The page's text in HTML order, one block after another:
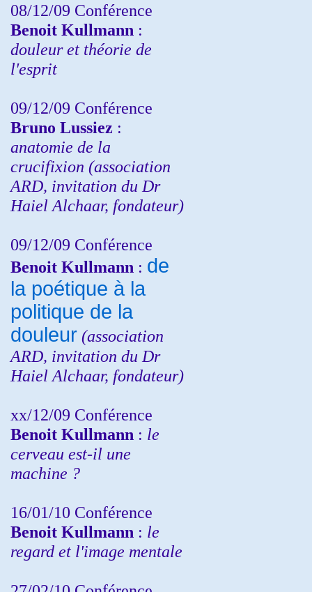
08/12/09 Conférence
Benoit Kullmann :
douleur et théorie de
l'esprit
09/12/09 Conférence
Bruno Lussiez :
anatomie de la
crucifixion (association
ARD, invitation du Dr
Haiel Alchaar, fondateur)
09/12/09 Conférence
Benoit Kullmann : de
la poétique à la
politique de la
douleur (association
ARD, invitation du Dr
Haiel Alchaar, fondateur)
xx/12/09 Conférence
Benoit Kullmann : le
cerveau est-il une
machine ?
16/01/10 Conférence
Benoit Kullmann : le
regard et l'image mentale